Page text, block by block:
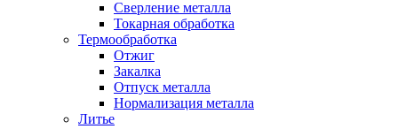
Сверление металла
Токарная обработка
Термообработка
Отжиг
Закалка
Отпуск металла
Нормализация металла
Литье